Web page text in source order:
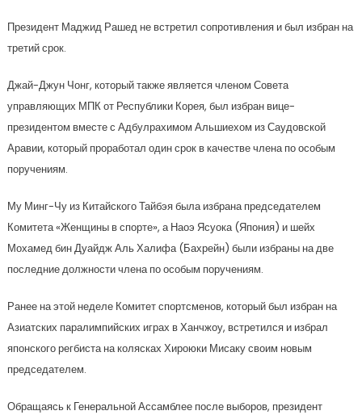
Президент Маджид Рашед не встретил сопротивления и был избран на
третий срок.
Джай-Джун Чонг, который также является членом Совета
управляющих МПК от Республики Корея, был избран вице-
президентом вместе с Адбулрахимом Альшиехом из Саудовской
Аравии, который проработал один срок в качестве члена по особым
поручениям.
Му Минг-Чу из Китайского Тайбэя была избрана председателем
Комитета «Женщины в спорте», а Наоэ Ясуока (Япония) и шейх
Мохамед бин Дуайдж Аль Халифа (Бахрейн) были избраны на две
последние должности члена по особым поручениям.
Ранее на этой неделе Комитет спортсменов, который был избран на
Азиатских паралимпийских играх в Ханчжоу, встретился и избрал
японского регбиста на колясках Хироюки Мисаку своим новым
председателем.
Обращаясь к Генеральной Ассамблее после выборов, президент